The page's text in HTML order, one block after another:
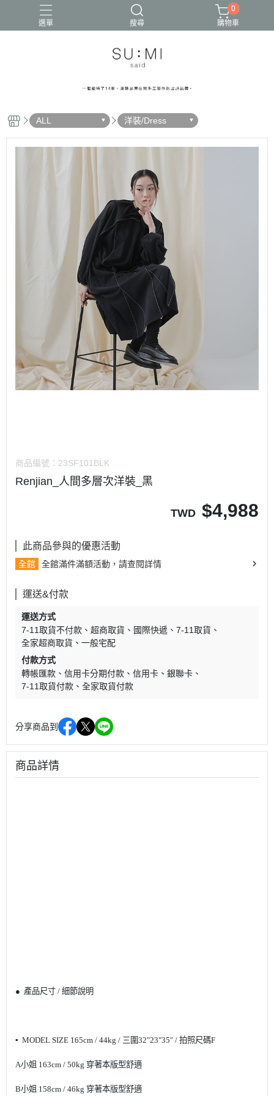
選單 搜尋
0
購物車
ALL 洋裝/Dress
商品編號： 23SF101BLK
Renjian_人間多層次洋裝_黑
TWD $4,988
此商品參與的優惠活動
全館 全館滿件滿額活動，請查閱詳情
運送&付款
運送方式
7-11取貨不付款
超商取貨 國際快遞
7-11取貨
全家超商取貨
一般宅配
付款方式
轉帳匯款
信用卡分期付款 信用卡
銀聯卡
7-11取貨付款
全家取貨付款
分享商品到
商品詳情
● 產品尺寸 / 細節說明
▪ MODEL SIZE 165cm / 44kg / 三圍32"23"35" / 拍照尺碼F
A小姐 163cm / 50kg 穿著本版型舒適
B小姐 158cm / 46kg 穿著本版型舒適